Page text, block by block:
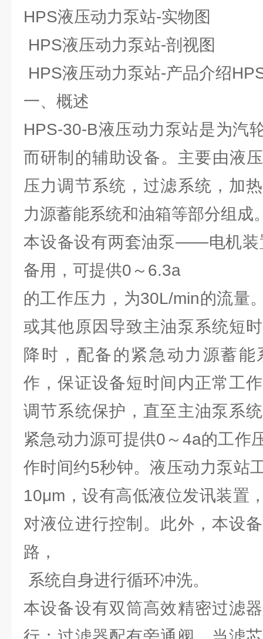
HPS液压动力泵站-实物图
HPS液压动力泵站-剖视图
HPS液压动力泵站-产品介绍
一、概述
HPS-30-B液压动力泵站是为汽
而研制的辅助设备。主要由液
压力调节系统，过滤系统，加
力源蓄能系统和油箱等部分组成
本设备设有两套油泵——电机装
备用，可提供0～6.3a
的工作压力，为30L/min的流量
或其他原因导致主油泵系统短
降时，配备的紧急动力源蓄
作，保证设备短时间内正常工
调节系统保护，直至主油泵系
紧急动力源可提供0～4a的工作
作时间约5秒钟。液压动力泵站
10μm，设有高低液位发讯装置
对液位进行控制。此外，本设
路，
系统自身进行循环冲洗。
本设备设有双筒高效精密过滤